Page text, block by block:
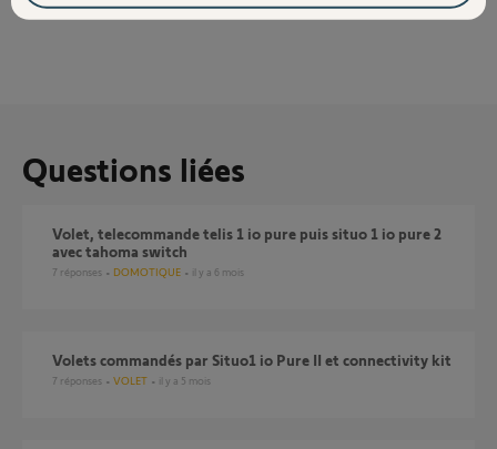
100%des internautes ont trouvé cette réponse utile
Questions liées
volet, telecommande telis 1 io pure puis situo 1 io pure 2
avec tahoma switch
7 réponses DOMOTIQUE il y a 6 mois
Volets commandés par Situo1 io Pure II et connectivity kit
7 réponses VOLET il y a 5 mois